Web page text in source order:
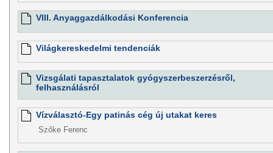
VIII. Anyaggazdálkodási Konferencia
Világkereskedelmi tendenciák
Vizsgálati tapasztalatok gyógyszerbeszerzésről,
felhasználásról
Vízválasztó-Egy patinás cég új utakat keres
Szőke Ferenc